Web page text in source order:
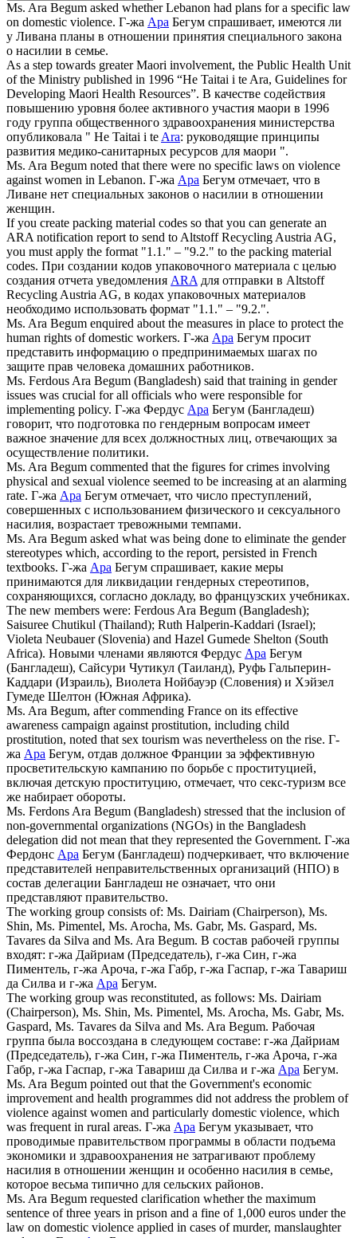
Ms. Ara Begum asked whether Lebanon had plans for a specific law
on domestic violence. Г-жа Ара Бегум спрашивает, имеются ли
у Ливана планы в отношении принятия специального закона
о насилии в семье.
As a step towards greater Maori involvement, the Public Health Unit
of the Ministry published in 1996 “He Taitai i teAra, Guidelines for
Developing Maori Health Resources”. В качестве содействия
повышению уровня более активного участия маори в 1996
году группа общественного здравоохранения министерства
опубликовала " He Taitai i teAra: руководящие принципы
развития медико-санитарных ресурсов для маори ".
Ms. Ara Begum noted that there were no specific laws on violence
against women in Lebanon. Г-жа Ара Бегум отмечает, что в
Ливане нет специальных законов о насилии в отношении
женщин.
If you create packing material codes so that you can generate an
ARAnotification report to send to Altstoff Recycling Austria AG,
you must apply the format "1.1." – "9.2." to the packing material
codes. При создании кодов упаковочного материала с целью
создания отчета уведомления ARAдля отправки в Altstoff
Recycling Austria AG, в кодах упаковочных материалов
необходимо использовать формат "1.1." – "9.2.".
Ms. Ara Begum enquired about the measures in place to protect the
human rights of domestic workers. Г-жа Ара Бегум просит
представить информацию о предпринимаемых шагах по
защите прав человека домашних работников.
Ms. FerdousAra Begum (Bangladesh) said that training in gender
issues was crucial for all officials who were responsible for
implementing policy. Г-жа Фердус Ара Бегум (Бангладеш)
говорит, что подготовка по гендерным вопросам имеет
важное значение для всех должностных лиц, отвечающих за
осуществление политики.
Ms. Ara Begum commented that the figures for crimes involving
physical and sexual violence seemed to be increasing at an alarming
rate. Г-жа Ара Бегум отмечает, что число преступлений,
совершенных с использованием физического и сексуального
насилия, возрастает тревожными темпами.
Ms. Ara Begum asked what was being done to eliminate the gender
stereotypes which, according to the report, persisted in French
textbooks. Г-жа Ара Бегум спрашивает, какие меры
принимаются для ликвидации гендерных стереотипов,
сохраняющихся, согласно докладу, во французских учебниках.
The new members were: FerdousAra Begum (Bangladesh);
Saisuree Chutikul (Thailand); Ruth Halperin-Kaddari (Israel);
Violeta Neubauer (Slovenia) and Hazel Gumede Shelton (South
Africa). Новыми членами являются Фердус Ара Бегум
(Бангладеш), Сайсури Чутикул (Таиланд), Руфь Гальперин-
Каддари (Израиль), Виолета Нойбауэр (Словения) и Хэйзел
Гумеде Шелтон (Южная Африка).
Ms. Ara Begum, after commending France on its effective
awareness campaign against prostitution, including child
prostitution, noted that sex tourism was nevertheless on the rise. Г-
жа Ара Бегум, отдав должное Франции за эффективную
просветительскую кампанию по борьбе с проституцией,
включая детскую проституцию, отмечает, что секс-туризм все
же набирает обороты.
Ms. FerdonsAra Begum (Bangladesh) stressed that the inclusion of
non-governmental organizations (NGOs) in the Bangladesh
delegation did not mean that they represented the Government. Г-жа
Фердонс Ара Бегум (Бангладеш) подчеркивает, что включение
представителей неправительственных организаций (НПО) в
состав делегации Бангладеш не означает, что они
представляют правительство.
The working group consists of: Ms. Dairiam (Chairperson), Ms.
Shin, Ms. Pimentel, Ms. Arocha, Ms. Gabr, Ms. Gaspard, Ms.
Tavares da Silva and Ms. Ara Begum. В состав рабочей группы
входят: г-жа Дайриам (Председатель), г-жа Син, г-жа
Пиментель, г-жа Ароча, г-жа Габр, г-жа Гаспар, г-жа Тавариш
да Силва и г-жа Ара Бегум.
The working group was reconstituted, as follows: Ms. Dairiam
(Chairperson), Ms. Shin, Ms. Pimentel, Ms. Arocha, Ms. Gabr, Ms.
Gaspard, Ms. Tavares da Silva and Ms. Ara Begum. Рабочая
группа была воссоздана в следующем составе: г-жа Дайриам
(Председатель), г-жа Син, г-жа Пиментель, г-жа Ароча, г-жа
Габр, г-жа Гаспар, г-жа Тавариш да Силва и г-жа Ара Бегум.
Ms. Ara Begum pointed out that the Government's economic
improvement and health programmes did not address the problem of
violence against women and particularly domestic violence, which
was frequent in rural areas. Г-жа Ара Бегум указывает, что
проводимые правительством программы в области подъема
экономики и здравоохранения не затрагивают проблему
насилия в отношении женщин и особенно насилия в семье,
которое весьма типично для сельских районов.
Ms. Ara Begum requested clarification whether the maximum
sentence of three years in prison and a fine of 1,000 euros under the
law on domestic violence applied in cases of murder, manslaughter